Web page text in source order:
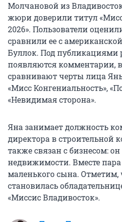
Молчановой из
жюри доверили титул
2026». Пользователи
сравнили ее с
Буллок. Под публикациями
появляются комментарии,
сравнивают черты лица
«Мисс Конгениальность»,
«Невидимая сторона».
Яна занимает должность
директора в строительной
также связан с бизнесом:
недвижимости. Вместе
маленького сына.
становилась
«Миссис Владивосток».